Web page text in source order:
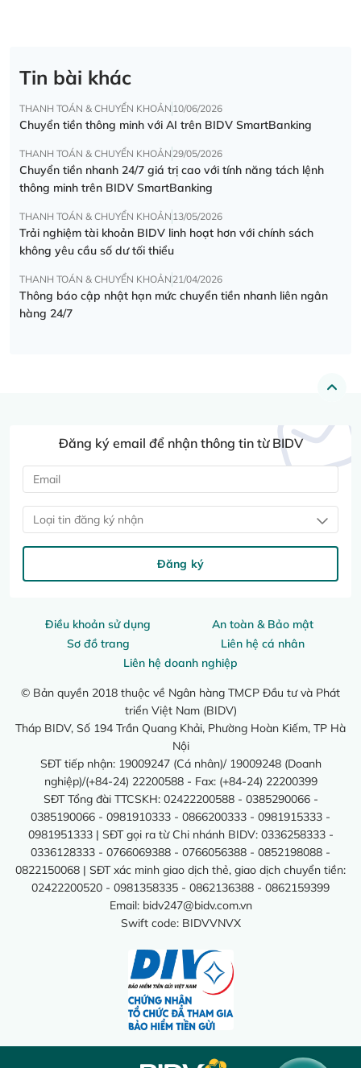
Tin bài khác
THANH TOÁN & CHUYỂN KHOẢN 10/06/2026
Chuyển tiền thông minh với AI trên BIDV SmartBanking
THANH TOÁN & CHUYỂN KHOẢN 29/05/2026
Chuyển tiền nhanh 24/7 giá trị cao với tính năng tách lệnh
thông minh trên BIDV SmartBanking
THANH TOÁN & CHUYỂN KHOẢN 13/05/2026
Trải nghiệm tài khoản BIDV linh hoạt hơn với chính sách
không yêu cầu số dư tối thiểu
THANH TOÁN & CHUYỂN KHOẢN 21/04/2026
Thông báo cập nhật hạn mức chuyển tiền nhanh liên ngân
hàng 24/7
Điều khoản sử dụng
An toàn & Bảo mật
Sơ đồ trang
Liên hệ cá nhân
Liên hệ doanh nghiệp
© Bản quyền 2018 thuộc về Ngân hàng TMCP Đầu tư và Phát
triển Việt Nam (BIDV)
Tháp BIDV, Số 194 Trần Quang Khải, Phường Hoàn Kiếm, TP Hà
Nội
SĐT tiếp nhận: 19009247 (Cá nhân)/ 19009248 (Doanh
nghiệp)/(+84-24) 22200588 - Fax: (+84-24) 22200399
SĐT Tổng đài TTCSKH: 02422200588 - 0385290066 -
0385190066 - 0981910333 - 0866200333 - 0981915333 -
0981951333 | SĐT gọi ra từ Chi nhánh BIDV: 0336258333 -
0336128333 - 0766069388 - 0766056388 - 0852198088 -
0822150068 | SĐT xác minh giao dịch thẻ, giao dịch chuyển tiền:
02422200520 - 0981358335 - 0862136388 - 0862159399
Email: bidv247@bidv.com.vn
Swift code: BIDVVNVX
Đăng ký email để nhận thông tin từ BIDV
Loại tin đăng ký nhận
Đăng ký